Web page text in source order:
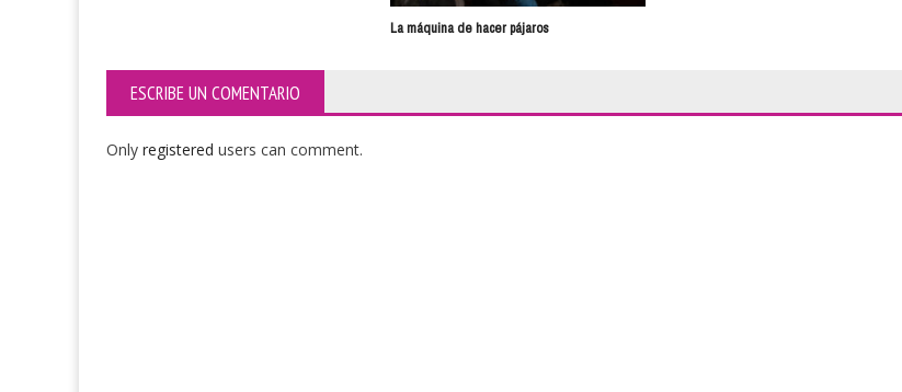
La máquina de hacer pájaros
ESCRIBE UN COMENTARIO
Only registered users can comment.